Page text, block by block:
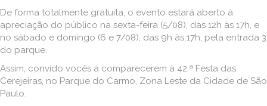
De forma totalmente gratuita, o evento estará aberto à
apreciação do público na sexta-feira (5/08), das 12h às 17h, e
no sábado e domingo (6 e 7/08), das 9h às 17h, pela entrada 3
do parque.
Assim, convido vocês a comparecerem à 42.ª Festa das
Cerejeiras, no Parque do Carmo, Zona Leste da Cidade de São
Paulo.